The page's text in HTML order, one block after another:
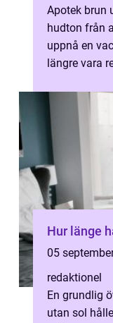
Apotek brun
hudton från
uppnå en
längre vara
Hur länge
05
redaktionel
En grundlig
utan sol